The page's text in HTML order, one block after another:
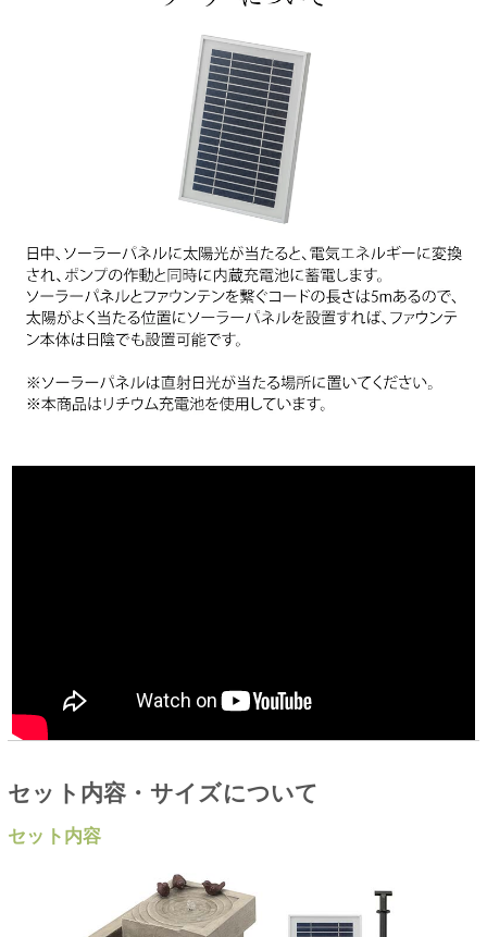
セット内容・サイズについて
セット内容